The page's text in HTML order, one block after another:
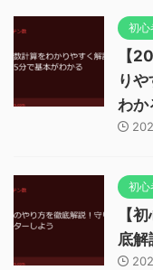
初心
【
り
わか
初心
【
底解